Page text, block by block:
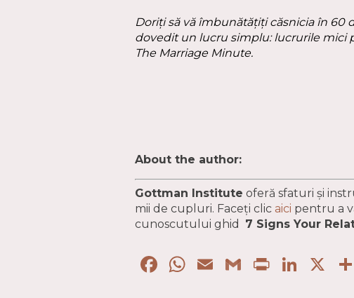
Doriți să vă îmbunătățiți căsnicia în 60
dovedit un lucru simplu: lucrurile mici
The Marriage Minute.
About the author:
Gottman Institute oferă sfaturi și
mii de cupluri. Faceți clic aici pentru a
cunoscutului ghid 7 Signs Your
Facebook
WhatsApp
EmailGmail
Print X